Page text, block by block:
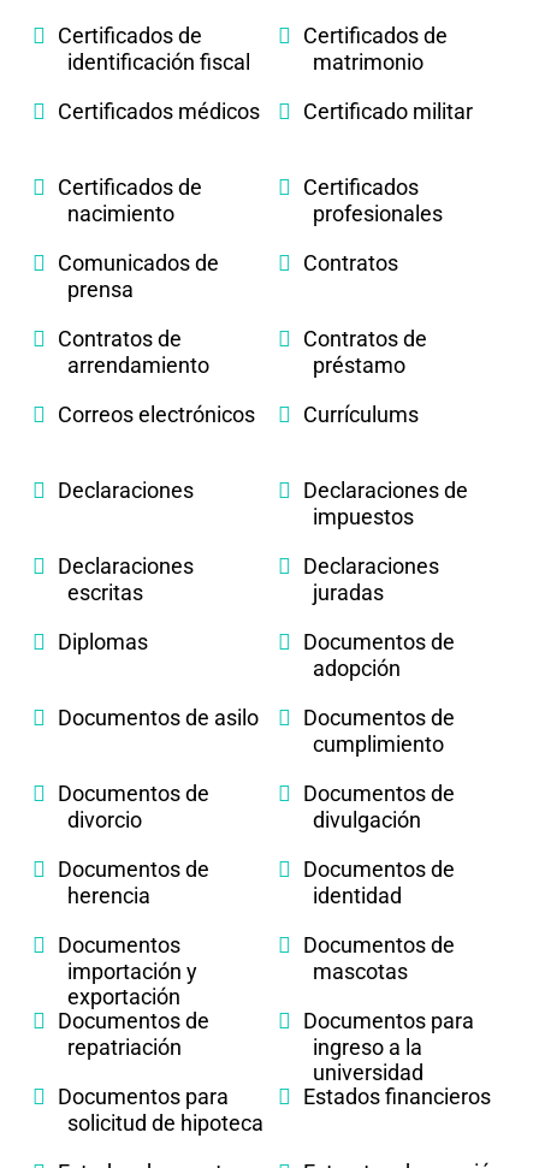
Certificados de
identificación fiscal
Certificados de
matrimonio
Certificados médicos
Certificado militar
Certificados de
nacimiento
Certificados
profesionales
Comunicados de
prensa
Contratos
Contratos de
arrendamiento
Contratos de
préstamo
Correos electrónicos
Currículums
Declaraciones
Declaraciones de
impuestos
Declaraciones
escritas
Declaraciones
juradas
Diplomas
Documentos de
adopción
Documentos de asilo
Documentos de
cumplimiento
Documentos de
divorcio
Documentos de
divulgación
Documentos de
herencia
Documentos de
identidad
Documentos
importación y
exportación
Documentos de
mascotas
Documentos de
repatriación
Documentos para
ingreso a la
universidad
Documentos para
solicitud de hipoteca
Estados financieros